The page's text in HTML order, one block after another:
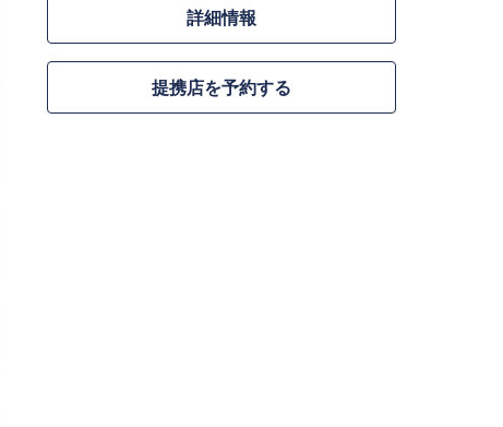
詳細情報
提携店を予約する